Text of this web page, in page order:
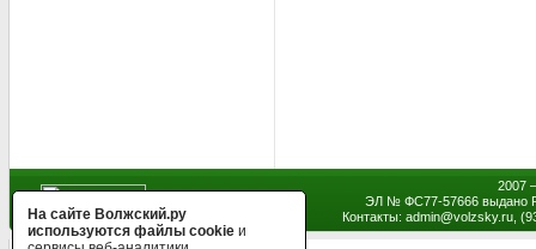
2007
ЭЛ № ФС77-57666 выдано
Контакты: admin@volzsky.ru,
На сайте Волжский.ру
используются файлы cookie и